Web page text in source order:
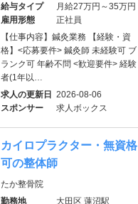
給与タイプ
月給27万円～35万円
雇用形態
正社員
【仕事内容】鍼灸業務 【経験・資
格】<応募要件> 鍼灸師 未経験可 ブ
ランク可 年齢不問 <歓迎要件> 経験
者(1年以…
求人の更新日 2026-08-06
スポンサー
求人ボックス
カイロプラクター・無資格
可の整体師
たか整骨院
勤務地
大田区 蓮沼駅